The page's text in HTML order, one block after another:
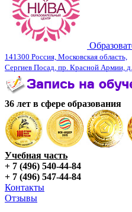
141300 Россия, Московская область,
Сергиев Посад, пр. Красной Армии,
36 лет в сфере образования
Учебная часть
+ 7 (496) 540-44-84
+ 7 (496) 547-44-84
Контакты
Отзывы